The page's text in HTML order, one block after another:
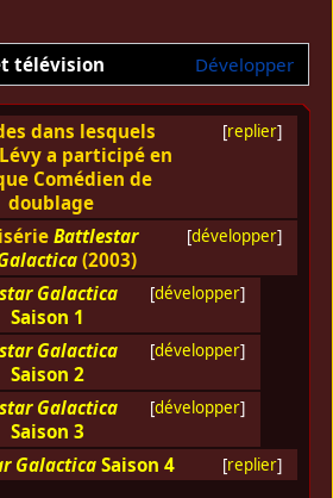
Développer
télévision
[replier]
dans lesquels
a participé en
Comédien de
doublage
[développer]
Battlestar
(2003)
[développer]
Galactica
Saison 1
[développer]
Galactica
Saison 2
[développer]
Galactica
Saison 3
[replier]
Galactica Saison 4